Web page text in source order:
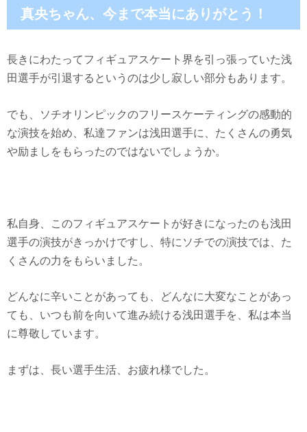
真央ちゃん、今まで本当にありがとう！
長きにわたってフィギュアスケート界を引っ張っていた浅
田選手が引退するというのは少し寂しい部分もあります。
でも、ソチオリンピックのフリースケーティングの感動的
な演技を始め、私達ファンは浅田選手に、たくさんの勇気
や励ましをもらったのではないでしょうか。
私自身、このフィギュアスケートが好きになったのも浅田
選手の演技がきっかけですし、特にソチでの演技では、た
くさんの力をもらいました。
どんなに辛いことがあっても、どんなに大変なことがあっ
ても、いつも前を向いて進み続ける浅田選手を、私は本当
に尊敬しています。
まずは、長い選手生活、お疲れ様でした。